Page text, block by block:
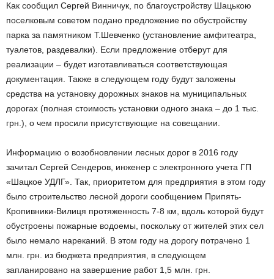
Как сообщил Сергей Винничук, по благоустройству Шацькою
поселковым советом подано предложение по обустройству
парка за памятником Т.Шевченко (установление амфитеатра,
туалетов, раздевалки). Если предложение отберут для
реализации – будет изготавливаться соответствующая
документация. Также в следующем году будут заложены
средства на установку дорожных знаков на муниципальных
дорогах (полная стоимость установки одного знака – до 1 тыс.
грн.), о чем просили присутствующие на совещании.
Информацию о возобновлении лесных дорог в 2016 году
зачитал Сергей Сендеров, инженер с электронного учета ГП
«Шацкое УДЛГ». Так, приоритетом для предприятия в этом году
было строительство лесной дороги сообщением Припять-
Кропивники-Вилиця протяженность 7-8 км, вдоль которой будут
обустроены пожарные водоемы, поскольку от жителей этих сел
было немало нареканий. В этом году на дорогу потрачено 1
млн. грн. из бюджета предприятия, в следующем
запланировано на завершение работ 1,5 млн. грн.